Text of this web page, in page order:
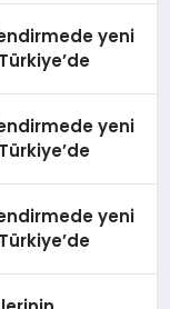
yeni
yeni
yeni